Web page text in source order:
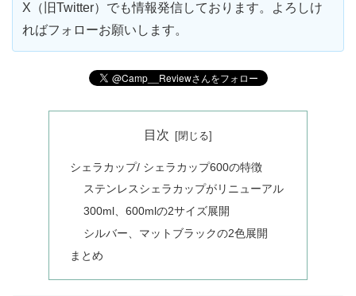
X（旧Twitter）でも情報発信しております。よろしけ
ればフォローお願いします。
目次
シェラカップ/ シェラカップ600の特徴
ステンレスシェラカップがリニューアル
300ml、600mlの2サイズ展開
シルバー、マットブラックの2色展開
まとめ